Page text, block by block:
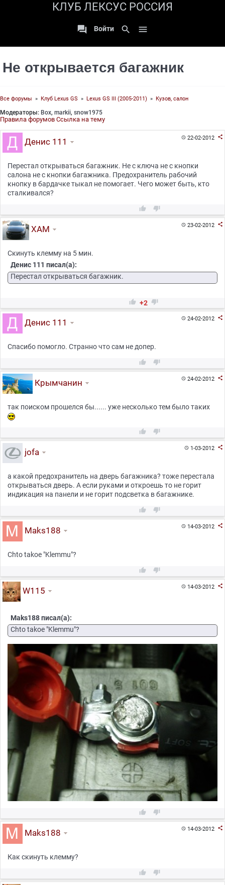
КЛУБ ЛЕКСУС РОССИЯ
 Войти search 
Не открывается багажник
Все форумы » Клуб Lexus GS » Lexus GS III (2005-2011) » Кузов, салон
Модераторы: Box, markii, snow1975
Правила форумов Ссылка на тему
22-02-2012 
Денис 111
Перестал открываться багажник. Не с ключа не с кнопки
салона не с кнопки багажника. Предохранитель рабочий
кнопку в бардачке тыкал не помогает. Чего может быть, кто
сталкивался?
 
23-02-2012 
ХАМ
Скинуть клемму на 5 мин.
Денис 111 писал(а):
Перестал открываться багажник.
 +2 
24-02-2012 
Денис 111
Спасибо помогло. Странно что сам не допер.
 
24-02-2012 
Крымчанин
так поиском прошелся бы...... уже несколько тем было таких
 
1-03-2012 
jofa
а какой предохранитель на дверь багажника? тоже перестала
открываться дверь. А если руками и откроешь то не горит
индикация на панели и не горит подсветка в багажнике.
 
14-03-2012 
Maks188
Chto takoe "Klemmu"?
 
14-03-2012 
W115
Maks188 писал(а):
Chto takoe "Klemmu"?
 
14-03-2012 
Maks188
Как скинуть клемму?
 